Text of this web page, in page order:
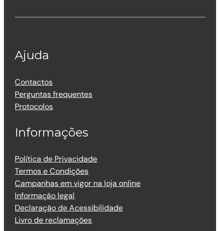
Ajuda
Contactos
Perguntas frequentes
Protocolos
Informações
Política de Privacidade
Termos e Condições
Campanhas em vigor na loja online
Informação legal
Declaração de Acessibilidade
Livro de reclamações